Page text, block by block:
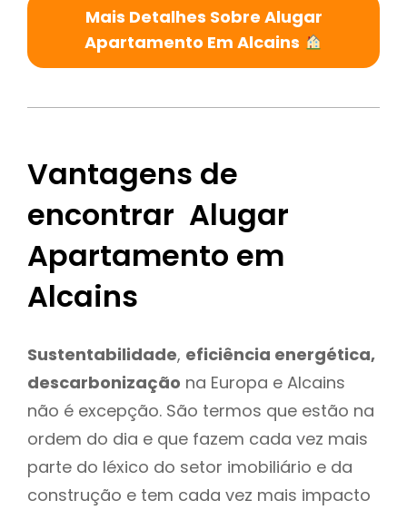
Mais Detalhes Sobre Alugar
Apartamento Em Alcains
Vantagens de
encontrar Alugar
Apartamento em
Alcains
Sustentabilidade, eficiência energética,
descarbonização na Europa e Alcains
não é excepção. São termos que estão na
ordem do dia e que fazem cada vez mais
parte do léxico do setor imobiliário e da
construção e tem cada vez mais impacto